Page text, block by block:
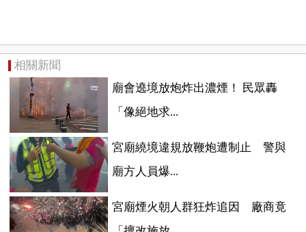
相關新聞
廟會遶境放炮炸出濃煙！ 民眾轟
「像絕地求...
宮廟繞境違規放鞭炮遭制止 警與
廟方人員爆...
宮廟煙火朝人群狂炸追因 廠商竟